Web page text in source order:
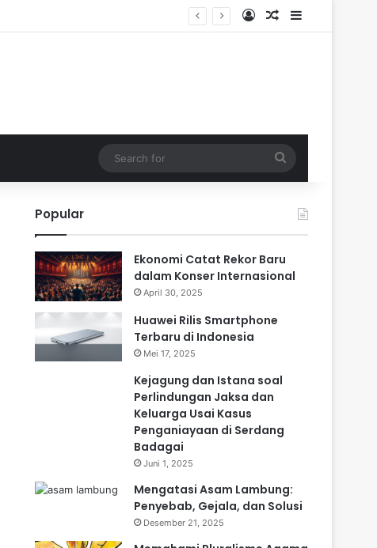
Log InRandom Article
Sidebar
for
Popular
Ekonomi Catat Rekor Baru
dalam Konser Internasional
April 30, 2025
Huawei Rilis Smartphone
Terbaru di Indonesia
Mei 17, 2025
Kejagung dan Istana soal
Perlindungan Jaksa dan
Keluarga Usai Kasus
Penganiayaan di Serdang
Badagai
Juni 1, 2025
Mengatasi Asam Lambung:
Penyebab, Gejala, dan Solusi
Desember 21, 2025